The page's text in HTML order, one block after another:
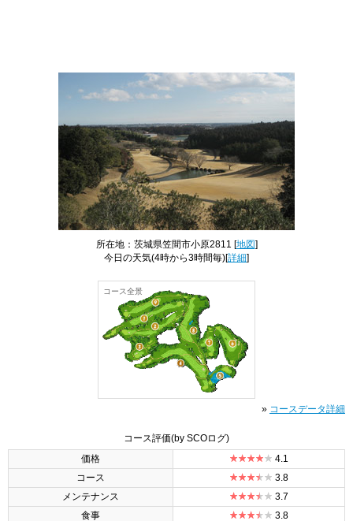
所在地：茨城県笠間市小原2811 [地図]
今日の天気(4時から3時間毎)[詳細]
コース全景
» コースデータ詳細
コース評価(by SCOログ)
価格
4.1
コース
3.8
メンテナンス
3.7
食事
3.8